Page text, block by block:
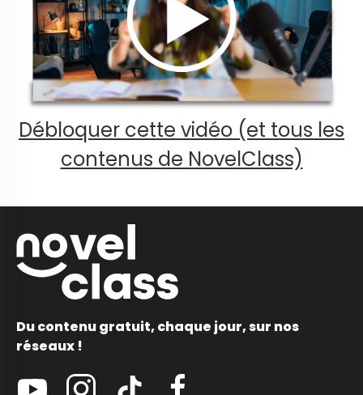
Débloquer cette vidéo (et tous les
contenus de NovelClass)
Du contenu gratuit, chaque jour, sur nos
réseaux !